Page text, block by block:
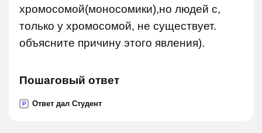
хромосомой(моносомики),но людей с,
только y хромосомой, не существует.
объясните причину этого явления).
Пошаговый ответ
P Ответ дал Студент